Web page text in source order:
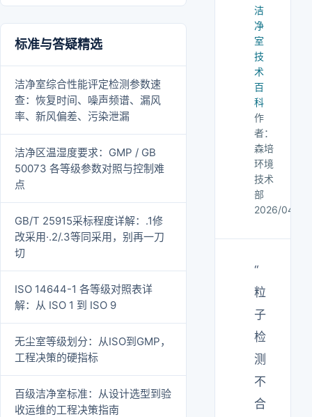
标准与答疑精选
洁净室综合性能评定检测参数速
查：恢复时间、噪声频谱、漏风
率、新风偏差、污染泄漏
洁净区温湿度要求：GMP / GB
50073 各等级参数对照与控制难
点
GB/T 25915采标程度详解：.1修
改采用·.2/.3等同采用，别再一刀
切
ISO 14644-1 各等级对照表详
解：从 ISO 1 到 ISO 9
无尘室等级划分：从ISO到GMP，
工程决策的硬指标
百级洁净室标准：从设计选型到验
收运维的工程决策指南
洁
净
室
技
术
百
科
作
者：
森培
环境
技术
部
2026/04/04
“
粒
子
检
测
不
合